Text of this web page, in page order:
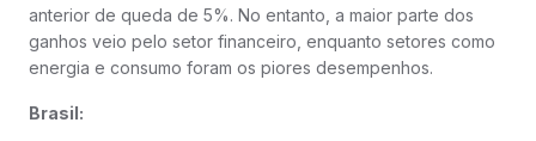
anterior de queda de 5%. No entanto, a maior parte dos
ganhos veio pelo setor financeiro, enquanto setores como
energia e consumo foram os piores desempenhos.
Brasil: